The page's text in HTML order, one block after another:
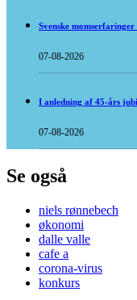
Svenske
07-08-2026
I anledning af 45-års
07-08-2026
Se også
niels rønnebech
økonomi
dalle valle
cafe a
corona-virus
konkurs